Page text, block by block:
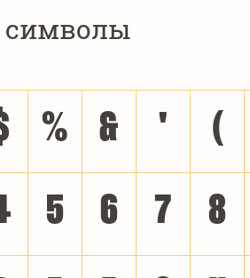
% & ' (
5 6 7 8